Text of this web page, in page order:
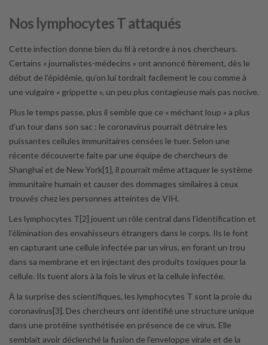
Nos lymphocytes T attaqués
Cette infection donne bien du fil à retordre à nos chercheurs.
Certains « journalistes-médecins » ont annoncé fièrement, dès le
début de l’épidémie, qu’on lui tordrait facilement le cou comme à
une vulgaire « grippette », un peu plus contagieuse mais pas nocive.
Plus le temps passe, plus il semble que ce « méchant loup » a plus
d’un tour dans son sac : le coronavirus pourrait détruire les
puissantes cellules immunitaires censées le tuer. Selon une
récente découverte faite par une équipe de chercheurs de
Shanghai et de New York[1], il pourrait même attaquer le système
immunitaire humain et causer des dommages similaires à ceux
trouvés chez les personnes atteintes de VIH.
Les lymphocytes T[2] jouent un rôle central dans l’identification et
l’élimination des envahisseurs étrangers dans le corps. Ils le font
en capturant une cellule infectée par un virus, en forant un trou
dans sa membrane et en injectant des produits toxiques pour la
cellule. Ils tuent alors à la fois le virus et la cellule infectée.
À la surprise des scientifiques, les lymphocytes T sont la proie du
coronavirus[3]. Des chercheurs ont identifié une structure unique
dans une protéine synthétisée en présence de ce virus. Elle
semblait avoir déclenché la fusion de l’enveloppe virale et de la